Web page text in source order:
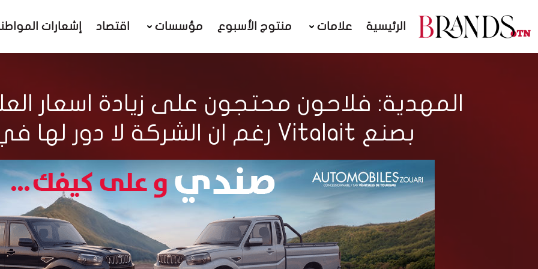
الرئيسية علامات منتوج الأسبوع مؤسسات اقتصاد إشعارات
المهدية: فلاحون محتجون على زيادة اسعار
بصنع Vitalait رغم ان الشركة لا دور لها في زيادة الاسعار !